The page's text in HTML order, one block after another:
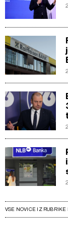
VSE NOVICE IZ RUBRIKE